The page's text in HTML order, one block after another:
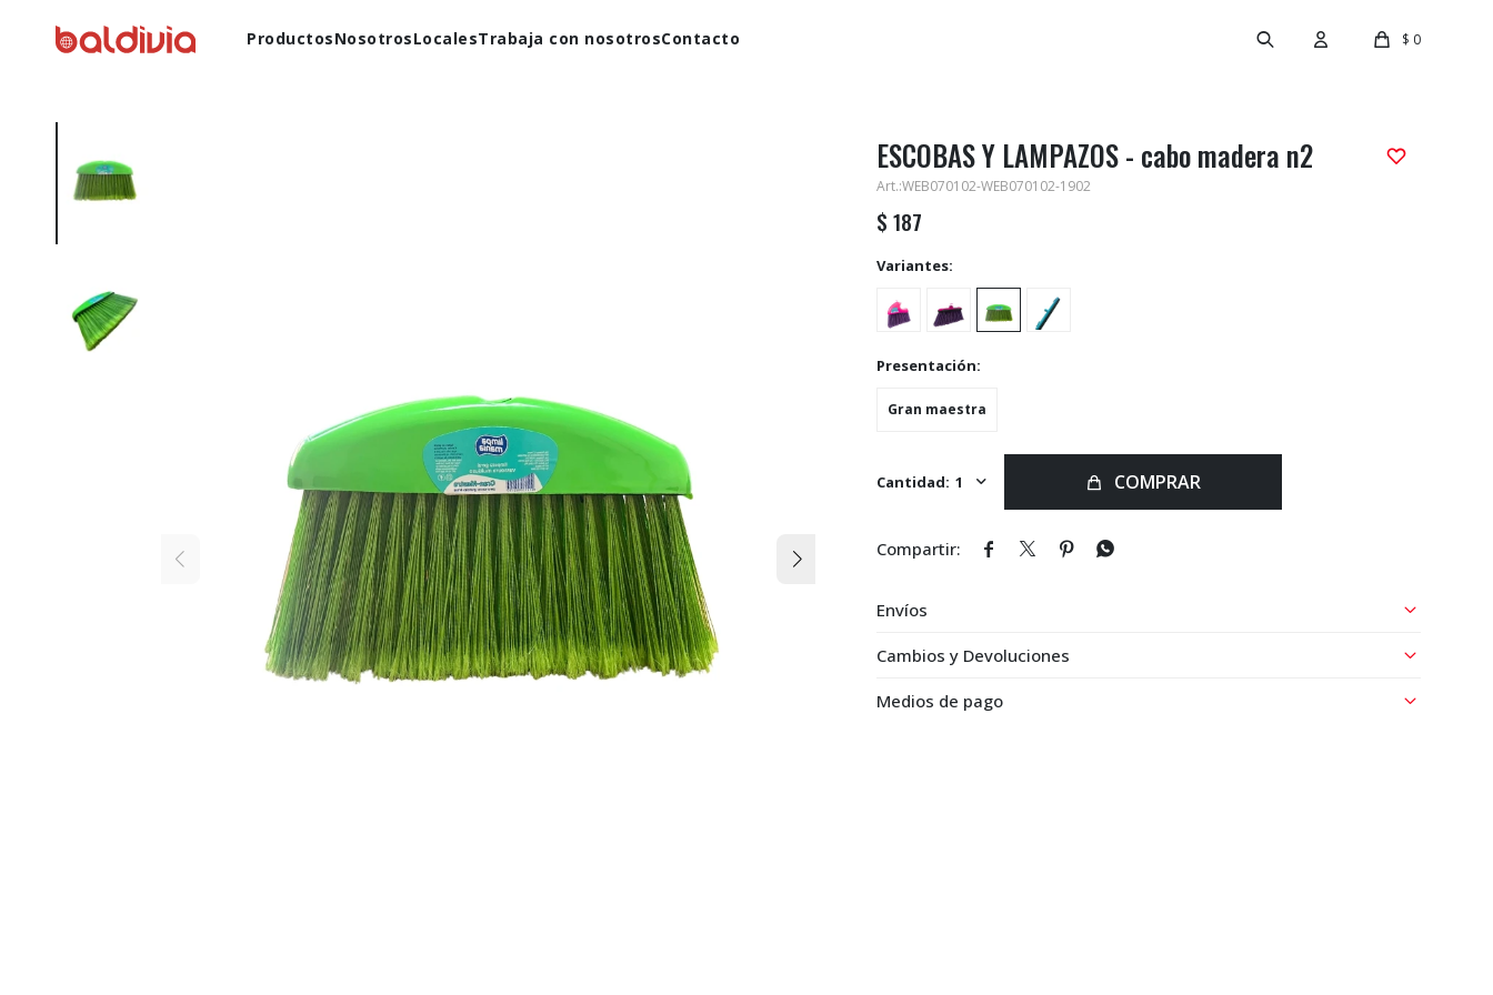
ProductosNosotrosLocalesTrabaja con nosotrosContacto $ 0
ESCOBAS Y LAMPAZOS - cabo madera n2
WEB070102-WEB070102-1902
$ 187
Variantes:
Presentación:
Gran maestra
1 COMPRAR
   
Envíos
Cambios y Devoluciones
Medios de pago